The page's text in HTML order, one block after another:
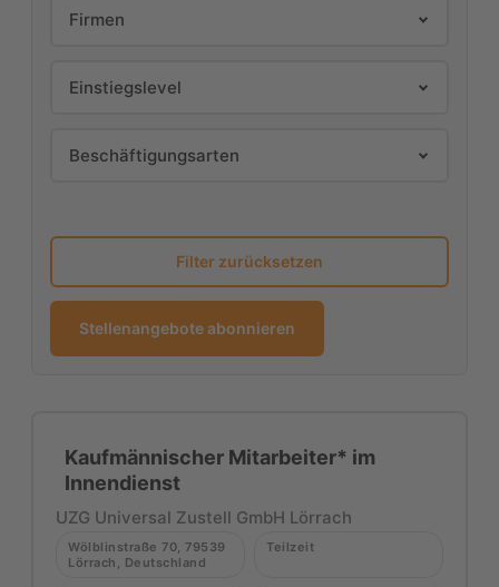
Firmen
Einstiegslevel
Beschäftigungsarten
Filter zurücksetzen
Stellenangebote abonnieren
Kaufmännischer Mitarbeiter* im
Innendienst
UZG Universal Zustell GmbH Lörrach
Wölblinstraße 70, 79539
Lörrach, Deutschland
Teilzeit